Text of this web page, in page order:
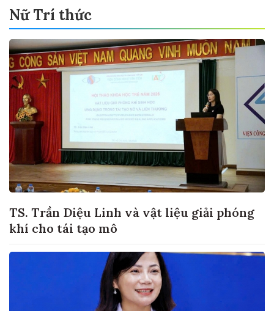
Nữ Trí thức
TS. Trần Diệu Linh và vật liệu giải phóng
khí cho tái tạo mô